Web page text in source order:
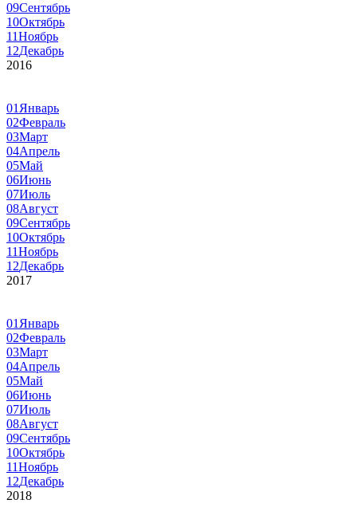
09Сентябрь
10Октябрь
11Ноябрь
12Декабрь
2016
01 Январь
02Февраль
03Март
04Апрель
05Май
06Июнь
07Июль
08Август
09Сентябрь
10Октябрь
11Ноябрь
12Декабрь
2017
01 Январь
02Февраль
03Март
04Апрель
05Май
06Июнь
07Июль
08Август
09Сентябрь
10Октябрь
11Ноябрь
12Декабрь
2018